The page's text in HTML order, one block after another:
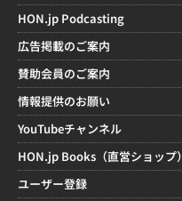
HON.jp Podcasting
広告掲載のご案内
賛助会員のご案内
情報提供のお願い
YouTubeチャンネル
HON.jp Books（直営ショップ）
ユーザー登録